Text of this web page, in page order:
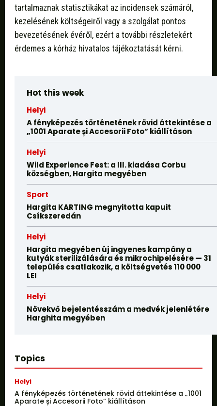
tartalmaznak statisztikákat az incidensek számáról,
kezelésének költségeiről vagy a szolgálat pontos
bevezetésének évéről, ezért a további részletekért
érdemes a kórház hivatalos tájékoztatását kérni.
Hot this week
Helyi
A fényképezés történetének rövid áttekintése a
„1001 Aparate și Accesorii Foto” kiállításon
Helyi
Wild Experience Fest: a III. kiadása Corbu
községben, Hargita megyében
Sport
Hargita KARTING megnyitotta kapuit
Csíkszeredán
Helyi
Hargita megyében új ingyenes kampány a
kutyák sterilizálására és mikrochipelésére — 31
település csatlakozik, a költségvetés 110 000
LEI
Helyi
Növekvő bejelentésszám a medvék jelenlétére
Harghita megyében
Topics
Helyi
A fényképezés történetének rövid áttekintése a „1001
Aparate și Accesorii Foto” kiállításon